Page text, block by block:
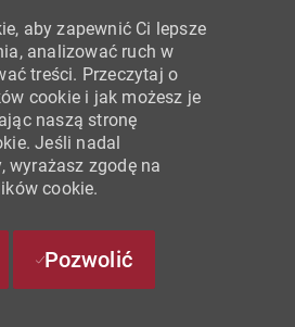
aby zapewnić Ci lepsze
analizować ruch w
treści. Przeczytaj o
cookie i jak możesz je
naszą stronę
Jeśli nadal
wyrażasz zgodę na
cookie.
Pozwolić